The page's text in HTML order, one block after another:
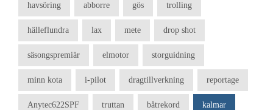
havsöring abborre gös trolling
hälleflundra lax mete drop shot
säsongspremiär elmotor storguidning
minn kota i-pilot dragtillverkning reportage
Anytec622SPF truttan båtrekord kalmar